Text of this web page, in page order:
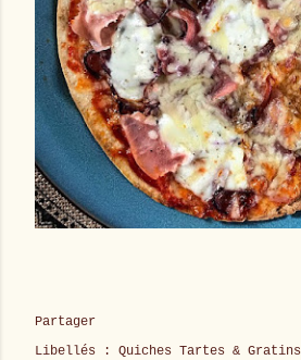
Partager
Libellés :
Quiches Tartes & Gratins